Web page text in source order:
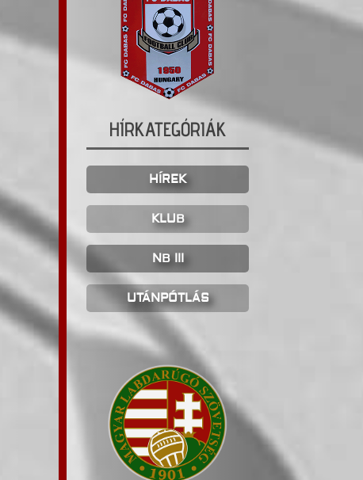
HÍRKATEGÓRIÁK
HÍREK
KLUB
NB III
UTÁNPÓTLÁS